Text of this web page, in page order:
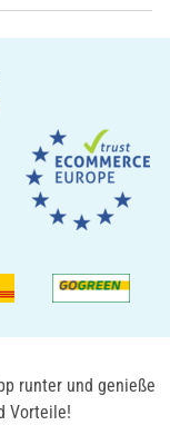
runter und genieße
Vorteile!